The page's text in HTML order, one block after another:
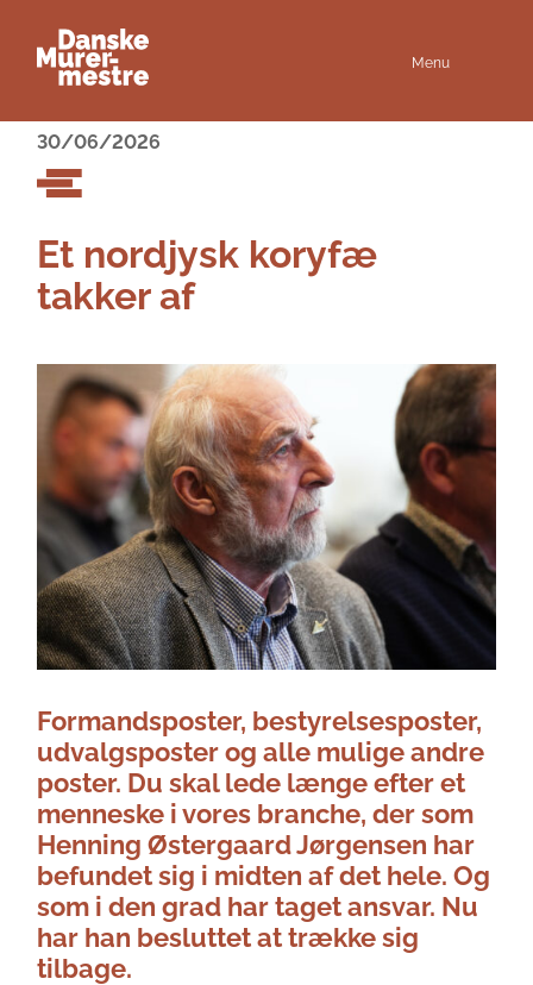
Menu
30/06/2026
Et nordjysk koryfæ
takker af
Formandsposter, bestyrelsesposter,
udvalgsposter og alle mulige andre
poster. Du skal lede længe efter et
menneske i vores branche, der som
Henning Østergaard Jørgensen har
befundet sig i midten af det hele. Og
som i den grad har taget ansvar. Nu
har han besluttet at trække sig
tilbage.